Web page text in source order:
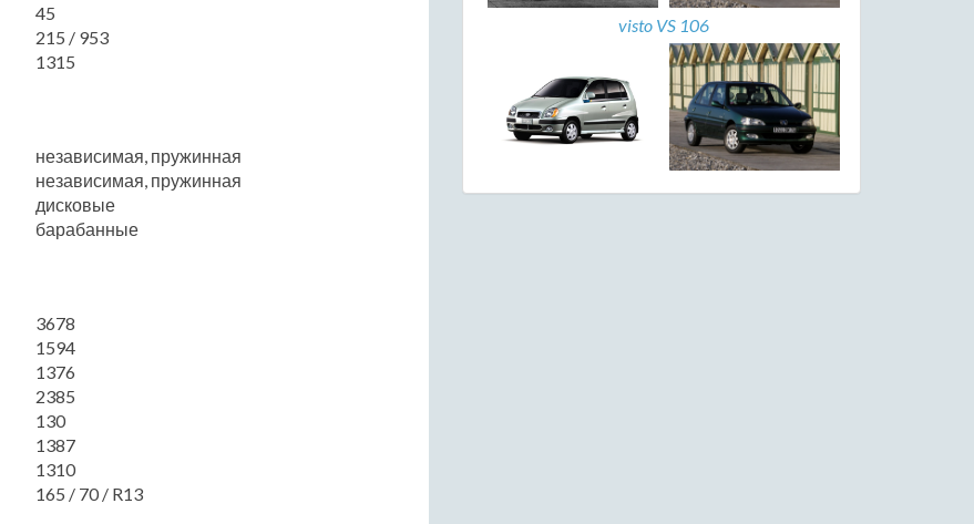
45
215 / 953
1315
независимая, пружинная
независимая, пружинная
дисковые
барабанные
3678
1594
1376
2385
130
1387
1310
165 / 70 / R13
visto VS 106